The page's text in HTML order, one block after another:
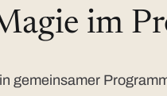
im
gemeinsamer